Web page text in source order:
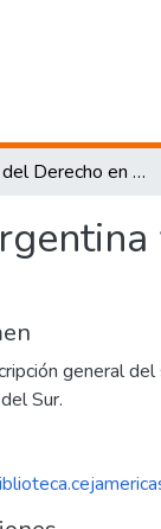
Enseñanza del Derecho en Argentina y en otros países de América del Sur
general
Sur.